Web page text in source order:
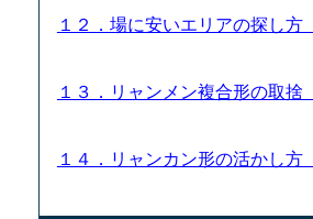
１２．場に安いエリアの探し方
１３．リャンメン複合形の取捨
１４．リャンカン形の活かし方